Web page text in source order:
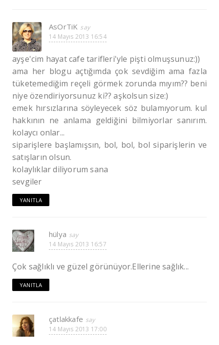
AsOrTiK
14 Mayıs 2013 16:54
ayşe'cim hayat cafe tarifleri'yle pişti olmuşsunuz:))
ama her blogu açtığımda çok sevdiğim ama fazla
tüketemediğim reçeli görmek zorunda mıyım?? beni
niye özendiriyorsunuz ki?? aşkolsun size:)
emek hırsızlarına söyleyecek söz bulamıyorum. kul
hakkının ne anlama geldiğini bilmiyorlar sanırım.
kolaycı onlar...
siparişlere başlamışsın, bol, bol, bol siparişlerin ve
satışların olsun.
kolaylıklar diliyorum sana
sevgiler
YANITLA
hülya
14 Mayıs 2013 16:57
Çok sağlıklı ve güzel görünüyor.Ellerine sağlık...
YANITLA
çatlakkafe
14 Mayıs 2013 17:00